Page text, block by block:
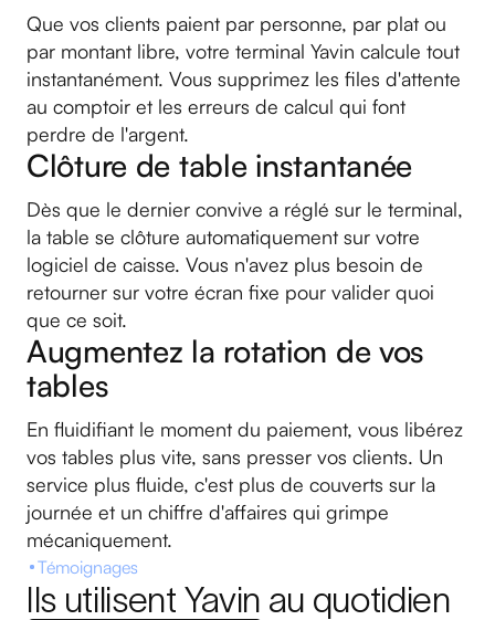
Que vos clients paient par personne, par plat ou
par montant libre, votre terminal Yavin calcule tout
instantanément. Vous supprimez les files d'attente
au comptoir et les erreurs de calcul qui font
perdre de l'argent.
Clôture de table instantanée
Dès que le dernier convive a réglé sur le terminal,
la table se clôture automatiquement sur votre
logiciel de caisse. Vous n'avez plus besoin de
retourner sur votre écran fixe pour valider quoi
que ce soit.
Augmentez la rotation de vos
tables
En fluidifiant le moment du paiement, vous libérez
vos tables plus vite, sans presser vos clients. Un
service plus fluide, c'est plus de couverts sur la
journée et un chiffre d'affaires qui grimpe
mécaniquement.
Témoignages
Ils utilisent Yavin au quotidien